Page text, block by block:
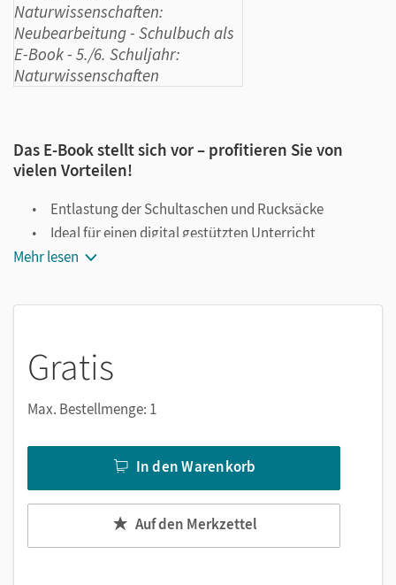
Das E-Book stellt sich vor – profitieren Sie von
vielen Vorteilen!
Entlastung der Schultaschen und Rucksäcke
Ideal für einen digital gestützten Unterricht
Notiz- und Markierungsmöglichkeit
Notizen erstellen
Markierungen setzen
Suchen im Text
Zoomen
Mehr lesen
Gratis
Max. Bestellmenge: 1
In den Warenkorb
Auf den Merkzettel